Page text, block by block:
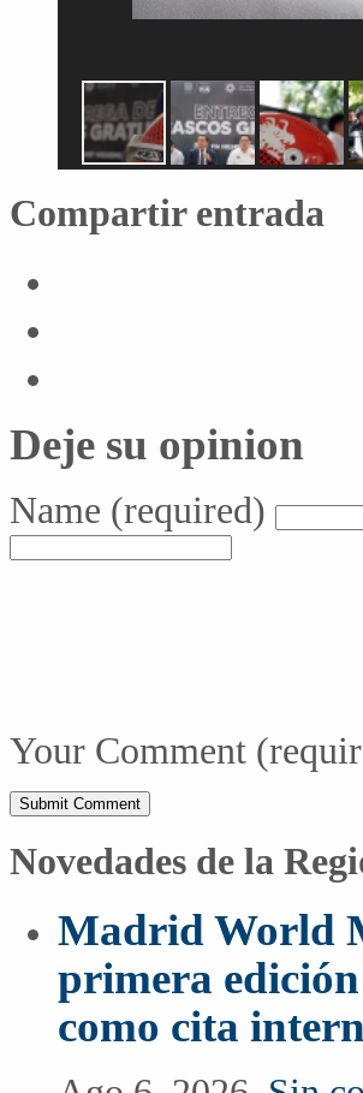
Compartir entrada
Deje su opinion
Name (required)
Your Comment
Novedades de la
Madrid World
primera
como cita